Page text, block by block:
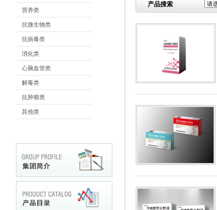
营养类
抗微生物类
抗病毒类
消化类
心脑血管类
解毒类
抗肿瘤类
其他类
产品搜索